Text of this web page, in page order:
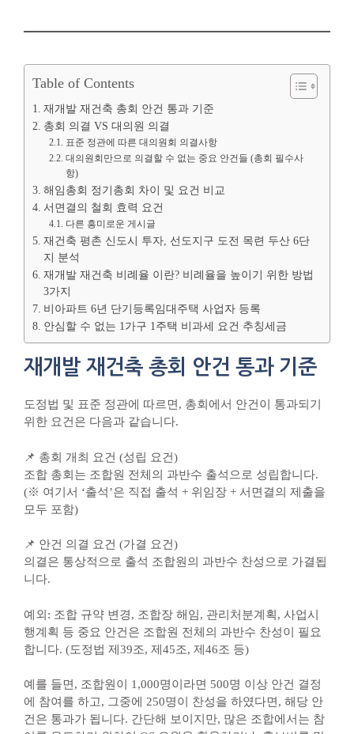
Table of Contents
재개발 재건축 총회 안건 통과 기준
총회 의결 VS 대의원 의결
표준 정관에 따른 대의원회 의결사항
대의원회만으로 의결할 수 없는 중요 안건들 (총회 필수사
항)
해임총회 정기총회 차이 및 요건 비교
서면결의 철회 효력 요건
다른 흥미로운 게시글
재건축 평촌 신도시 투자, 선도지구 도전 목련 두산 6단
지 분석
재개발 재건축 비례율 이란? 비례율을 높이기 위한 방법
3가지
비아파트 6년 단기등록임대주택 사업자 등록
안심할 수 없는 1가구 1주택 비과세 요건 추칭세금
재개발 재건축 총회 안건 통과 기준
도정법 및 표준 정관에 따르면, 총회에서 안건이 통과되기
위한 요건은 다음과 같습니다.
📌 총회 개최 요건 (성립 요건)
조합 총회는 조합원 전체의 과반수 출석으로 성립합니다.
(※ 여기서 ‘출석’은 직접 출석 + 위임장 + 서면결의 제출을
모두 포함)
📌 안건 의결 요건 (가결 요건)
의결은 통상적으로 출석 조합원의 과반수 찬성으로 가결됩
니다.
예외: 조합 규약 변경, 조합장 해임, 관리처분계획, 사업시
행계획 등 중요 안건은 조합원 전체의 과반수 찬성이 필요
합니다. (도정법 제39조, 제45조, 제46조 등)
예를 들면, 조합원이 1,000명이라면 500명 이상 안건 결정
에 참여를 하고, 그중에 250명이 찬성을 하였다면, 해당 안
건은 통과가 됩니다. 간단해 보이지만, 많은 조합에서는 참